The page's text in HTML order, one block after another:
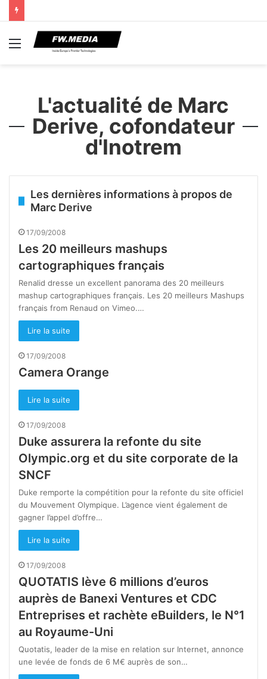
Menu
L'actualité de Marc
Derive, cofondateur
d'Inotrem
Les dernières informations à propos de
Marc Derive
17/09/2008
Les 20 meilleurs mashups
cartographiques français
Renalid dresse un excellent panorama des 20 meilleurs
mashup cartographiques français. Les 20 meilleurs Mashups
français from Renaud on Vimeo.…
Lire la suite
17/09/2008
Camera Orange
Lire la suite
17/09/2008
Duke assurera la refonte du site
Olympic.org et du site corporate de la
SNCF
Duke remporte la compétition pour la refonte du site officiel
du Mouvement Olympique. L’agence vient également de
gagner l’appel d’offre…
Lire la suite
17/09/2008
QUOTATIS lève 6 millions d’euros
auprès de Banexi Ventures et CDC
Entreprises et rachète eBuilders, le N°1
au Royaume-Uni
Quotatis, leader de la mise en relation sur Internet, annonce
une levée de fonds de 6 M€ auprès de son…